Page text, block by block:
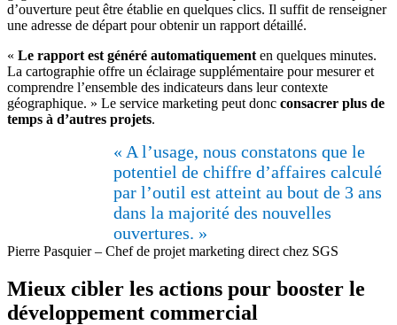
d’ouverture peut être établie en quelques clics. Il suffit de renseigner
une adresse de départ pour obtenir un rapport détaillé.
« Le rapport est généré automatiquement en quelques minutes.
La cartographie offre un éclairage supplémentaire pour mesurer et
comprendre l’ensemble des indicateurs dans leur contexte
géographique. » Le service marketing peut donc consacrer plus de
temps à d’autres projets.
« A l’usage, nous constatons que le
potentiel de chiffre d’affaires calculé
par l’outil est atteint au bout de 3 ans
dans la majorité des nouvelles
ouvertures. »
Pierre Pasquier – Chef de projet marketing direct chez SGS
Mieux cibler les actions pour booster le
développement commercial